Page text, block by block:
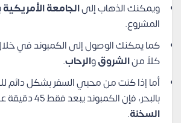
ويمكنك الذهاب إلىالجامعة الأمريكية
المشروع.
كما يمكنك الوصول إلى الكمبوند في
كلاً منالشروقوالرحاب.
أما إذا كنت من محبي السفر بشكل دائم
بالبحر، فإن الكمبوند يبعد فقط 45 دقيقة عن
السخنة.